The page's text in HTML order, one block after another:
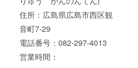
住所：広島県広島市西区観
音町7-29
電話番号：082-297-4013
営業時間：